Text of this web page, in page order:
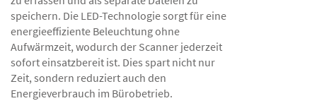
speichern. Die LED-Technologie sorgt für eine
energieeffiziente Beleuchtung ohne
Aufwärmzeit, wodurch der Scanner jederzeit
sofort einsatzbereit ist. Dies spart nicht nur
Zeit, sondern reduziert auch den
Energieverbrauch im Bürobetrieb.